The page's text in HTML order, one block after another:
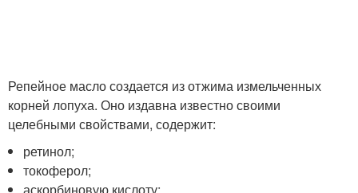
Репейное масло создается из отжима измельченных
корней лопуха. Оно издавна известно своими
целебными свойствами, содержит:
ретинол;
токоферол;